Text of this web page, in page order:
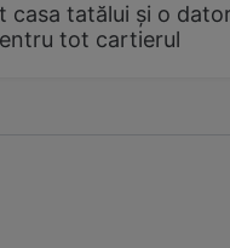
casa tatălui și o
tot cartierul